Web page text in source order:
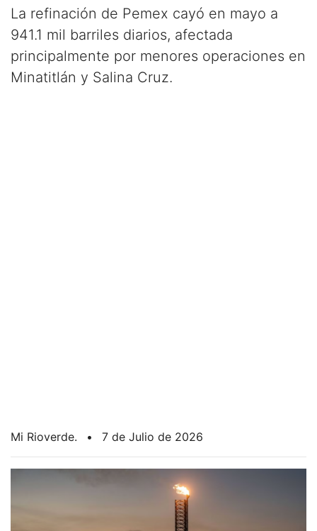
La refinación de Pemex cayó en mayo a
941.1 mil barriles diarios, afectada
principalmente por menores operaciones en
Minatitlán y Salina Cruz.
Mi Rioverde. • 7 de Julio de 2026